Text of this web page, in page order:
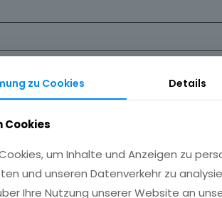
Anmelden
zu Cookies Details
Cookies
um Inhalte und Anzeigen zu
und unseren Datenverkehr zu
Ihre Nutzung unserer Website an